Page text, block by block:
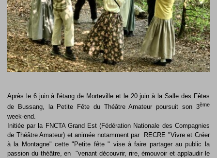
Après le 6 juin à l'étang de Morteville et le 20 juin à la Salle des Fêtes
de Bussang, la Petite Fête du Théâtre Amateur poursuit son 3ème
week-end.
Initiée par la FNCTA Grand Est (Fédération Nationale des Compagnies
de Théâtre Amateur) et animée notamment par RECRE "Vivre et Créer
à la Montagne" cette "Petite fête " vise à faire partager au public la
passion du théâtre, en "venant découvrir, rire, émouvoir et applaudir le